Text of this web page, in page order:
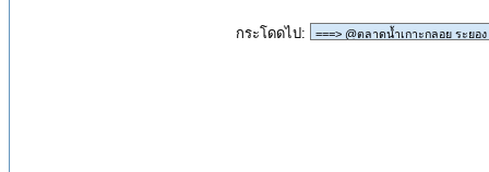
กระโดดไป: